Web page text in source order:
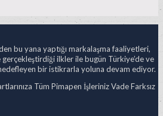
bu yana yaptığı markalaşma faaliyetleri,
ilkler ile bugün Türkiye’de ve
bir istikrarla yoluna devam ediyor.
Tüm Pimapen İşleriniz Vade Farksız